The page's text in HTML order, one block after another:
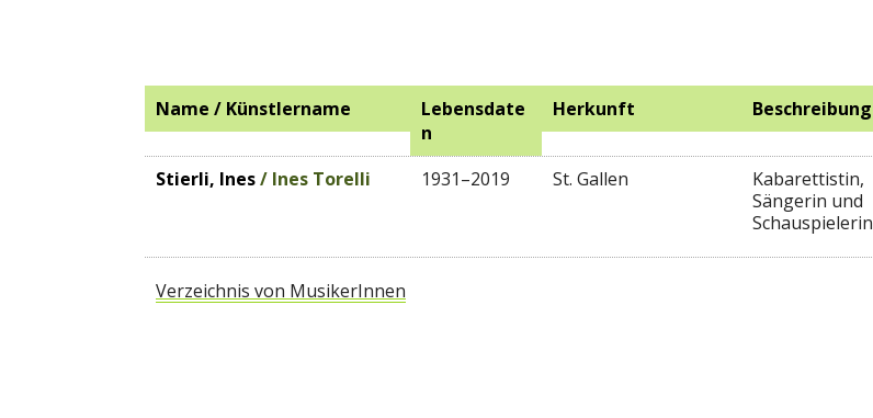
Name / Künstlername
Lebensdate
n
Herkunft Beschreibung
Stierli, Ines/ Ines Torelli 1931–2019 St. Gallen
Kabarettistin,
Sängerin und
Schauspielerin
Verzeichnis von MusikerInnen